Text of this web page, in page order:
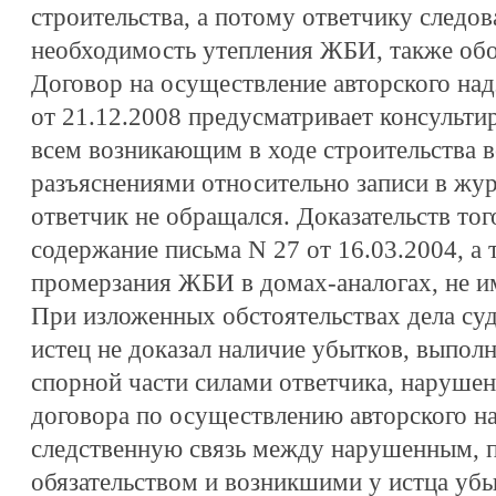
строительства, а потому ответчику
необходимость утепления ЖБИ, также
Договор на осуществление авторского
от 21.12.2008 предусматривает
всем возникающим в ходе строительства
разъяснениями относительно записи в
ответчик не обращался. Доказательств
содержание письма N 27 от 16.03.2004, а
промерзания ЖБИ в домах-аналогах, не
При изложенных обстоятельствах дела
истец не доказал наличие убытков,
спорной части силами ответчика,
договора по осуществлению авторского
следственную связь между нарушенным,
обязательством и возникшими у истца